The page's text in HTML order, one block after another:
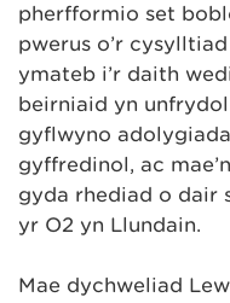
pherfformio set
pwerus o’r
ymateb i’r daith
beirniaid yn
gyflwyno
gyffredinol, ac
gyda rhediad o dair
yr O2 yn Llundain.
Mae dychweliad